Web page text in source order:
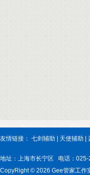
友情链接： 七剑辅助 天使辅助
地址：上海市长宁区
电话：
CopyRight © 2026 Gee管家工